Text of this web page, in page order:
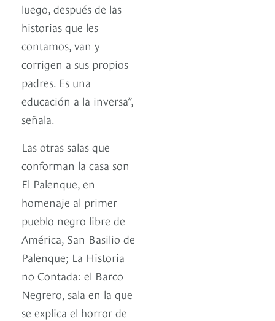
luego, después de las
historias que les
contamos, van y
corrigen a sus propios
padres. Es una
educación a la inversa”,
señala.
Las otras salas que
conforman la casa son
El Palenque, en
homenaje al primer
pueblo negro libre de
América, San Basilio de
Palenque; La Historia
no Contada: el Barco
Negrero, sala en la que
se explica el horror de